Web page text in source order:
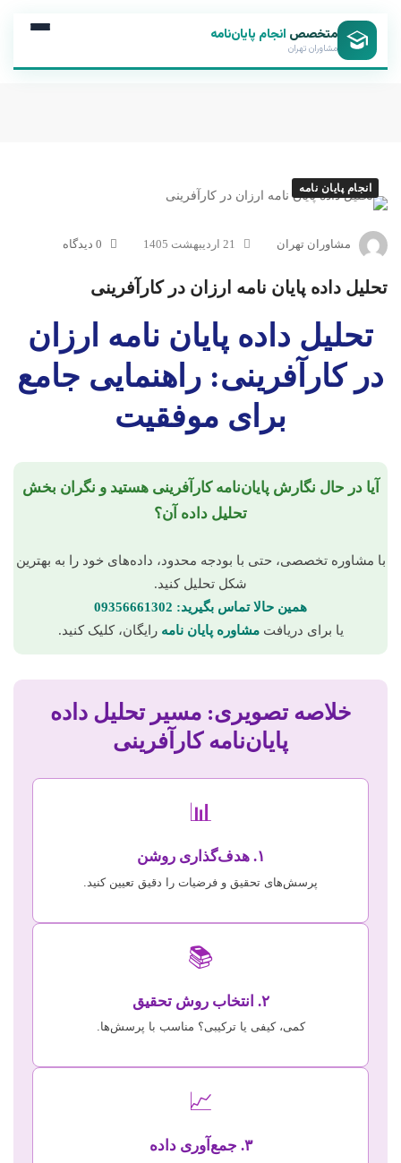
متخصص انجام پایان‌نامه
مشاوران تهران
انجام پایان نامه
مشاوران تهران 21 اردیبهشت 1405 0 دیدگاه
تحلیل داده پایان نامه ارزان در کارآفرینی
تحلیل داده پایان نامه ارزان
در کارآفرینی: راهنمایی جامع
برای موفقیت
آیا در حال نگارش پایان‌نامه کارآفرینی هستید و نگران بخش
تحلیل داده آن؟
با مشاوره تخصصی، حتی با بودجه محدود، داده‌های خود را به بهترین
شکل تحلیل کنید.
همین حالا تماس بگیرید: 09356661302
یا برای دریافتمشاوره پایان نامه رایگان، کلیک کنید.
خلاصه تصویری: مسیر تحلیل داده
پایان‌نامه کارآفرینی
📊
۱. هدف‌گذاری روشن
پرسش‌های تحقیق و فرضیات را دقیق تعیین کنید.
📚
۲. انتخاب روش تحقیق
کمی، کیفی یا ترکیبی؟ مناسب با پرسش‌ها.
📈
۳. جمع‌آوری داده